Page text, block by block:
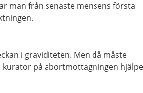
man från senaste mensens första
i graviditeten. Men då måste
kurator på abortmottagningen